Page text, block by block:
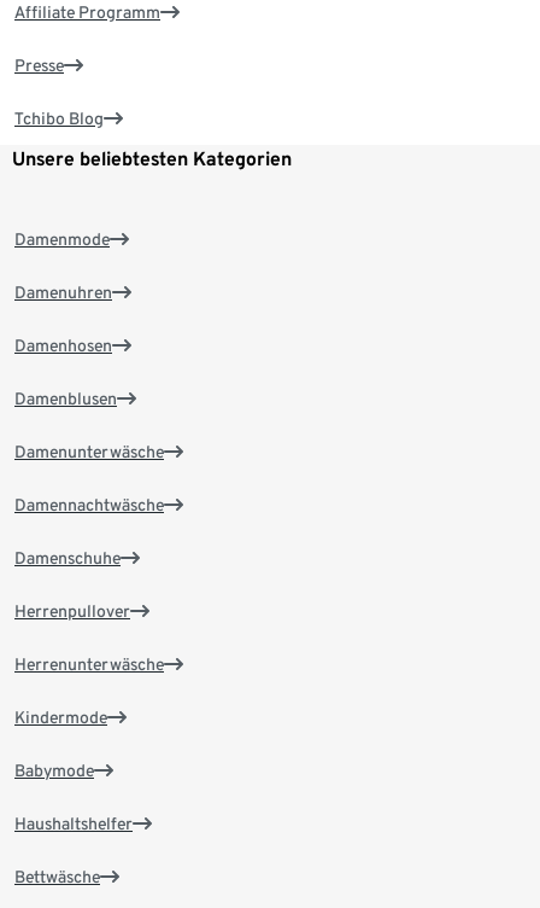
Affiliate Programm
Presse
Tchibo Blog
Unsere beliebtesten Kategorien
Damenmode
Damenuhren
Damenhosen
Damenblusen
Damenunterwäsche
Damennachtwäsche
Damenschuhe
Herrenpullover
Herrenunterwäsche
Kindermode
Babymode
Haushaltshelfer
Bettwäsche